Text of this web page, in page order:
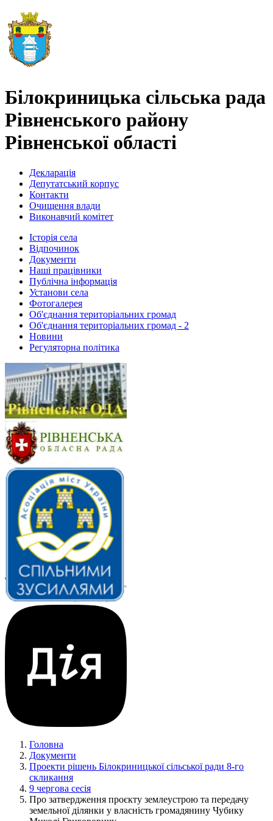
Білокриницька сільська рада
Рівненського району
Рівненської області
Декларація
Депутатський корпус
Контакти
Очищення влади
Виконавчий комітет
Історія села
Відпочинок
Документи
Наші працівники
Публічна інформація
Установи села
Фотогалерея
Об'єднання територіальних громад
Об'єднання територіальних громад - 2
Новини
Регуляторна політика
Головна
Документи
Проекти рішень Білокриницької сільської ради 8-го
скликання
9 чергова сесія
Про затвердження проєкту землеустрою та передачу
земельної ділянки у власність громадянину Чубику